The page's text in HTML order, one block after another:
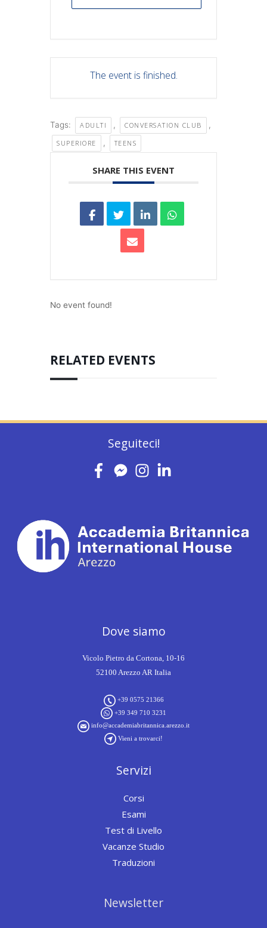
The event is finished.
Tags: ADULTI , CONVERSATION CLUB ,
SUPERIORE , TEENS
SHARE THIS EVENT
No event found!
RELATED EVENTS
Seguiteci!
Dove siamo
Vicolo Pietro da Cortona, 10-16
52100 Arezzo AR Italia
+39 0575 21366
+39 349 710 3231
info@accademiabritannica.arezzo.it
Vieni a trovarci!
Servizi
Corsi
Esami
Test di Livello
Vacanze Studio
Traduzioni
Newsletter